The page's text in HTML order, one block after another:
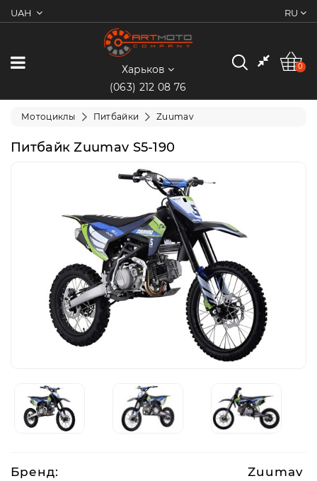
UAH RU
0
Категории
Мотоциклы
Квадроциклы
Электротранспорт
Экипировка
Запчасти
Аксессуары
Харьков
(063) 212 08 76
0
Мотоциклы Питбайки Zuumav
Питбайк Zuumav S5-190
Бренд:
Zuumav